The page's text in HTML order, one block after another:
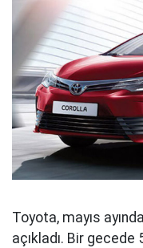
Toyota, mayıs
açıkladı. Bir gecede